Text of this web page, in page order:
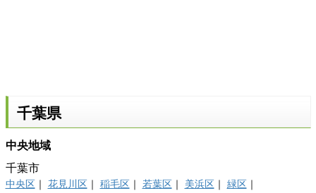
千葉県
中央地域
千葉市
中央区｜ 花見川区｜ 稲毛区｜ 若葉区｜ 美浜区｜ 緑区｜